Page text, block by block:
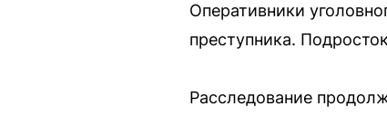
Оперативники
преступника.
Расследование